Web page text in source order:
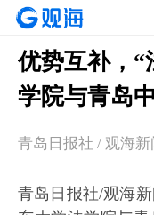
优势互补，“
学院与青岛
青岛日报社 / 观海新
青岛日报社/观海